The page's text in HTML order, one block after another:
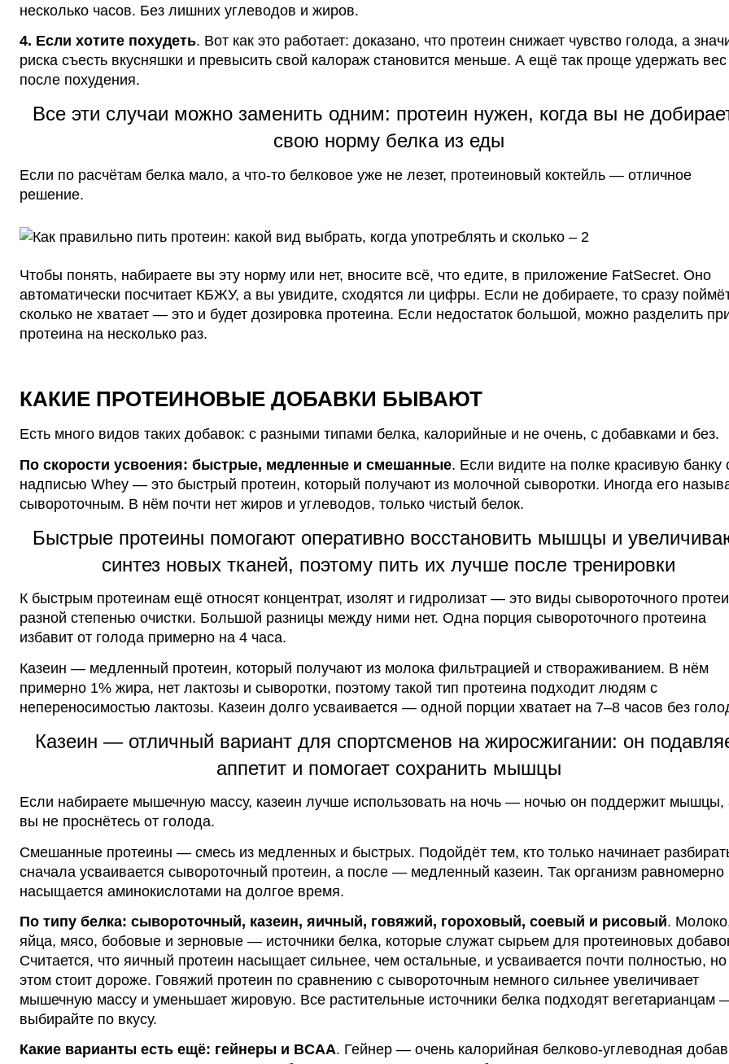
несколько часов. Без лишних углеводов и жиров.
4. Если хотите похудеть. Вот как это работает: доказано, что протеин снижает чувство голода, а
риска съесть вкусняшки и превысить свой калораж становится меньше. А ещё так проще удержать вес
после похудения.
Все эти случаи можно заменить одним: протеин нужен, когда вы не
свою норму белка из еды
Если по расчётам белка мало, а что-то белковое уже не лезет, протеиновый коктейль — отличное
решение.
Чтобы понять, набираете вы эту норму или нет, вносите всё, что едите, в приложение FatSecret. Оно
автоматически посчитает КБЖУ, а вы увидите, сходятся ли цифры. Если не добираете, то сразу
сколько не хватает — это и будет дозировка протеина. Если недостаток большой, можно разделить
протеина на несколько раз.
КАКИЕ ПРОТЕИНОВЫЕ ДОБАВКИ БЫВАЮТ
Есть много видов таких добавок: с разными типами белка, калорийные и не очень, с добавками и без.
По скорости усвоения: быстрые, медленные и смешанные. Если видите на полке красивую банку
надписью Whey — это быстрый протеин, который получают из молочной сыворотки. Иногда его
сывороточным. В нём почти нет жиров и углеводов, только чистый белок.
Быстрые протеины помогают оперативно восстановить мышцы и
синтез новых тканей, поэтому пить их лучше после тренировки
К быстрым протеинам ещё относят концентрат, изолят и гидролизат — это виды сывороточного
разной степенью очистки. Большой разницы между ними нет. Одна порция сывороточного протеина
избавит от голода примерно на 4 часа.
Казеин — медленный протеин, который получают из молока фильтрацией и створаживанием. В нём
примерно 1% жира, нет лактозы и сыворотки, поэтому такой тип протеина подходит людям с
непереносимостью лактозы. Казеин долго усваивается — одной порции хватает на 7–8 часов без
Казеин — отличный вариант для спортсменов на жиросжигании: он
аппетит и помогает сохранить мышцы
Если набираете мышечную массу, казеин лучше использовать на ночь — ночью он поддержит мышцы,
вы не проснётесь от голода.
Смешанные протеины — смесь из медленных и быстрых. Подойдёт тем, кто только начинает
сначала усваивается сывороточный протеин, а после — медленный казеин. Так организм равномерно
насыщается аминокислотами на долгое время.
По типу белка: сывороточный, казеин, яичный, говяжий, гороховый, соевый и рисовый.
яйца, мясо, бобовые и зерновые — источники белка, которые служат сырьем для протеиновых
Считается, что яичный протеин насыщает сильнее, чем остальные, и усваивается почти полностью,
этом стоит дороже. Говяжий протеин по сравнению с сывороточным немного сильнее увеличивает
мышечную массу и уменьшает жировую. Все растительные источники белка подходят вегетарианцам
выбирайте по вкусу.
Какие варианты есть ещё: гейнеры и BCAA. Гейнер — очень калорийная белково-углеводная